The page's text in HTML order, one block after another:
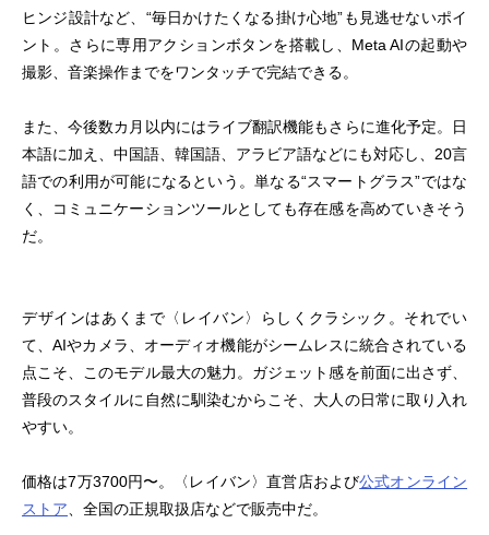
ヒンジ設計など、“毎日かけたくなる掛け心地”も見逃せないポイ
ント。さらに専用アクションボタンを搭載し、Meta AIの起動や
撮影、音楽操作までをワンタッチで完結できる。
また、今後数カ月以内にはライブ翻訳機能もさらに進化予定。日
本語に加え、中国語、韓国語、アラビア語などにも対応し、20言
語での利用が可能になるという。単なる“スマートグラス”ではな
く、コミュニケーションツールとしても存在感を高めていきそう
だ。
デザインはあくまで〈レイバン〉らしくクラシック。それでい
て、AIやカメラ、オーディオ機能がシームレスに統合されている
点こそ、このモデル最大の魅力。ガジェット感を前面に出さず、
普段のスタイルに自然に馴染むからこそ、大人の日常に取り入れ
やすい。
価格は7万3700円〜。〈レイバン〉直営店および公式オンライン
ストア 、全国の正規取扱店などで販売中だ。